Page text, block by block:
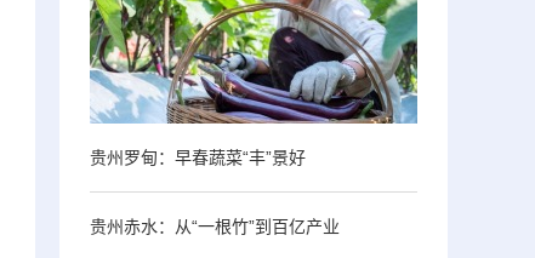
贵州罗甸：早春蔬菜“丰”景好
贵州赤水：从“一根竹”到百亿产业